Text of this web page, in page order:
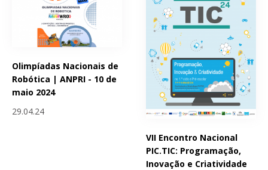
Olimpíadas Nacionais de
Robótica | ANPRI - 10 de
maio 2024
29.04.24
VII Encontro Nacional
PIC.TIC: Programação,
Inovação e Criatividade